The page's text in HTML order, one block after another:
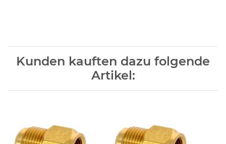
Kunden kauften dazu folgende
Artikel: